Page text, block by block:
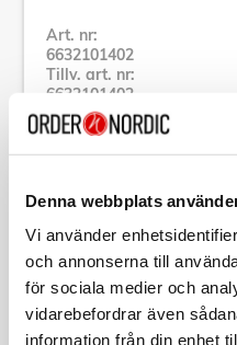
Denna webbplats
Vi använder
och annonserna till
för sociala medier och
vidarebefordrar även
information från din enhet
Art. nr:
6632101402
Tillv. art. nr:
6632101402
Se alla produkter inom
Specifikation
Beskrivning
Art. nr:6632101402